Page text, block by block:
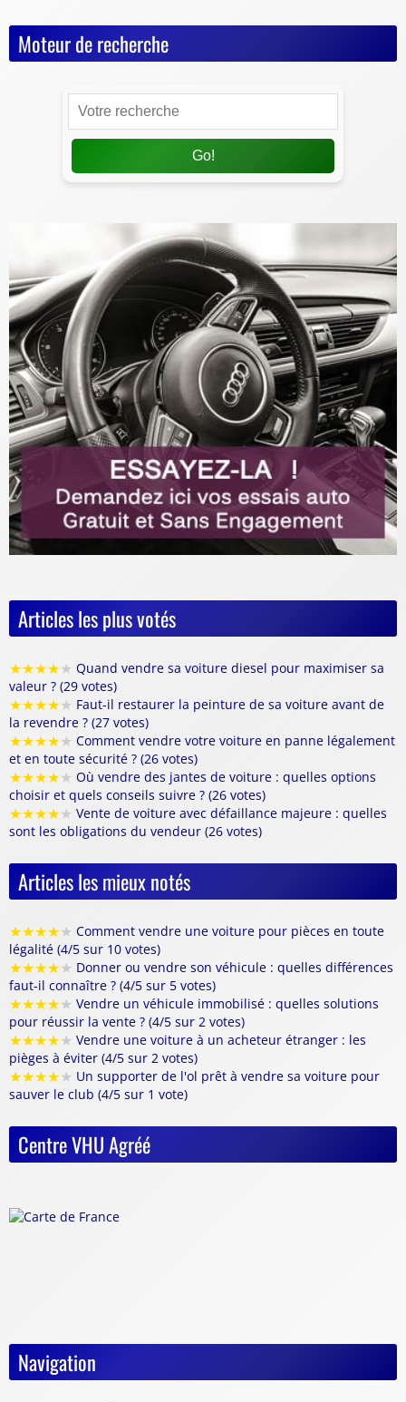
Moteur de recherche
Go!
Articles les plus votés
★★★★★ Quand vendre sa voiture diesel pour maximiser sa
valeur ? (29 votes)
★★★★★ Faut-il restaurer la peinture de sa voiture avant de
la revendre ? (27 votes)
★★★★★ Comment vendre votre voiture en panne légalement
et en toute sécurité ? (26 votes)
★★★★★ Où vendre des jantes de voiture : quelles options
choisir et quels conseils suivre ? (26 votes)
★★★★★ Vente de voiture avec défaillance majeure : quelles
sont les obligations du vendeur (26 votes)
Articles les mieux notés
★★★★★ Comment vendre une voiture pour pièces en toute
légalité (4/5 sur 10 votes)
★★★★★ Donner ou vendre son véhicule : quelles différences
faut-il connaître ? (4/5 sur 5 votes)
★★★★★ Vendre un véhicule immobilisé : quelles solutions
pour réussir la vente ? (4/5 sur 2 votes)
★★★★★ Vendre une voiture à un acheteur étranger : les
pièges à éviter (4/5 sur 2 votes)
★★★★★ Un supporter de l'ol prêt à vendre sa voiture pour
sauver le club (4/5 sur 1 vote)
Centre VHU Agréé
Navigation